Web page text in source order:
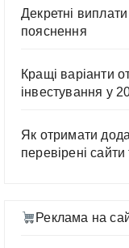
Декретні
пояснення
Кращі варіанти
інвестування у
Як отримати
перевірені
Реклама на